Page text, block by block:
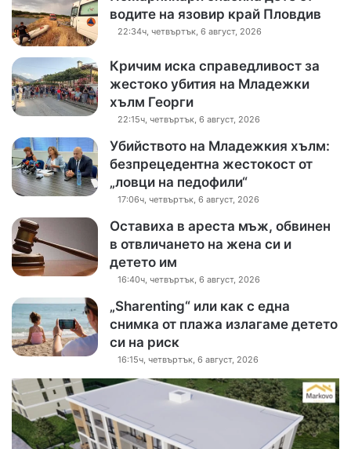
водите на язовир край Пловдив
22:34ч, четвъртък, 6 август, 2026
Кричим иска справедливост за
жестоко убития на Младежки
хълм Георги
22:15ч, четвъртък, 6 август, 2026
Убийството на Младежкия хълм:
безпрецедентна жестокост от
„ловци на педофили“
17:06ч, четвъртък, 6 август, 2026
Оставиха в ареста мъж, обвинен
в отвличането на жена си и
детето им
16:40ч, четвъртък, 6 август, 2026
„Sharenting“ или как с една
снимка от плажа излагаме детето
си на риск
16:15ч, четвъртък, 6 август, 2026